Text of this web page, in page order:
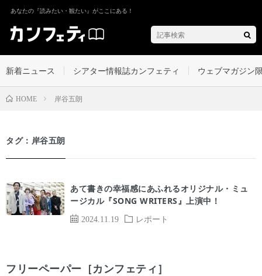
あなたの『読みたい・観たい』がここにある！
新着ニュース シアター情報誌カンフェティ ウェブマガジン
HOME 岸谷五朗
タグ：岸谷五朗
2024.11.19 レポート
あて書きの幸福感にあふれるオリジナル・ミュ
ージカル『SONG WRITERS』上演中！
フリーペーパー［カンフェティ］